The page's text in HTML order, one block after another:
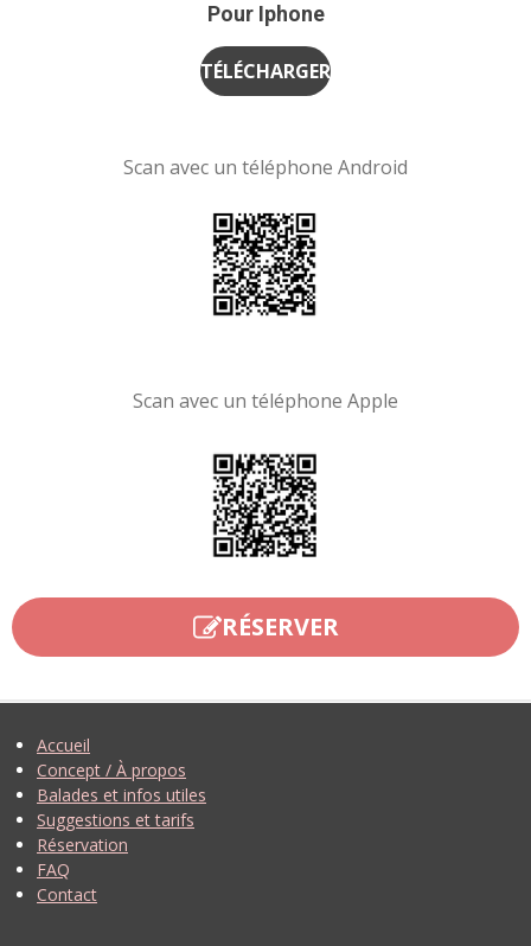
Pour Iphone
TÉLÉCHARGER
Scan avec un téléphone Android
Scan avec un téléphone Apple
RÉSERVER
Accueil
Concept / À propos
Balades et infos utiles
Suggestions et tarifs
Réservation
FAQ
Contact